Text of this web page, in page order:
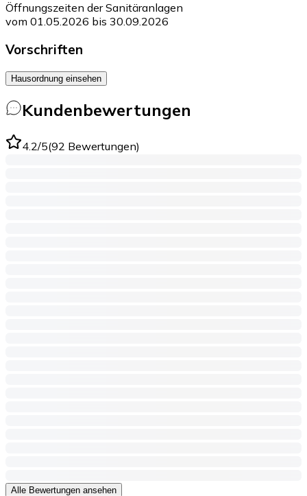
Öffnungszeiten der Sanitäranlagen
vom 01.05.2026 bis 30.09.2026
Vorschriften
Hausordnung einsehen
Kundenbewertungen
4.2/5(92 Bewertungen)
Alle Bewertungen ansehen